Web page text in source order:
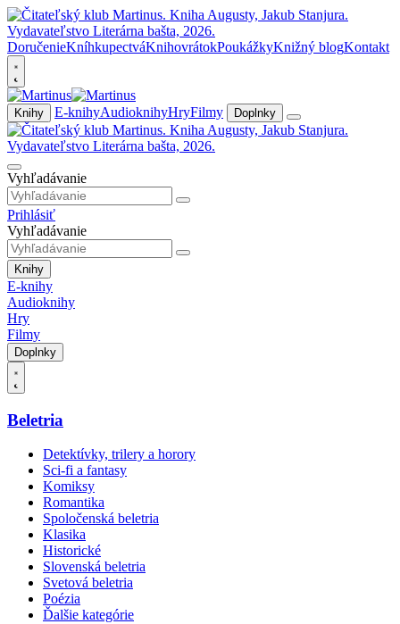
DoručenieKníhkupectváKnihovrátokPoukážkyKnižný blogKontakt
Knihy E-knihyAudioknihyHryFilmy Doplnky
Vyhľadávanie
Prihlásiť
Vyhľadávanie
Knihy
E-knihy
Audioknihy
Hry
Filmy
Doplnky
Beletria
Detektívky, trilery a horory
Sci-fi a fantasy
Komiksy
Romantika
Spoločenská beletria
Klasika
Historické
Slovenská beletria
Svetová beletria
Poézia
Ďalšie kategórie